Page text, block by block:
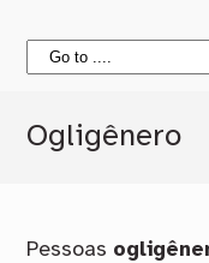
Ogligênero
Pessoas